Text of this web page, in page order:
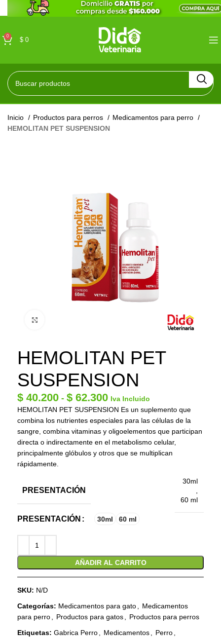
0
$ 0
Inicio Productos para perros
Medicamentos para perro
HEMOLITAN PET SUSPENSION
HEMOLITAN PET
SUSPENSION
$ 40.200 - $ 62.300 Iva Incluido
HEMOLITAN PET SUSPENSION Es un suplemento que
combina los nutrientes especiales para las células de la
sangre, combina vitaminas y oligoelementos que participan
directa o indirectamente en el metabolismo celular,
principalmente glóbulos y otros que se multiplican
rápidamente.
PRESENTACIÓN
30ml
60 ml
PRESENTACIÓN 30ml 60 ml
AÑADIR AL CARRITO
SKU: N/D
Categorías: Medicamentos para gato
Medicamentos
para perro
Productos para gatos
Productos para perros
Etiquetas: Gabrica Perro Medicamentos Perro